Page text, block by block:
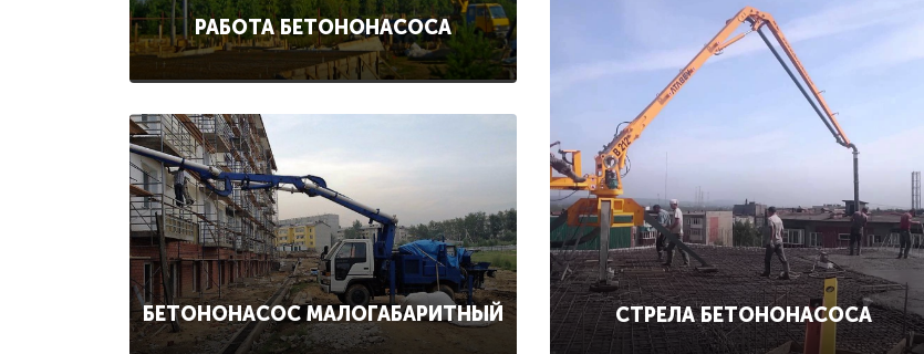
РАБОТА БЕТОНОНАСОСА
БЕТОНОНАСОС МАЛОГАБАРИТНЫЙ СТРЕЛА БЕТОНОНАСОСА